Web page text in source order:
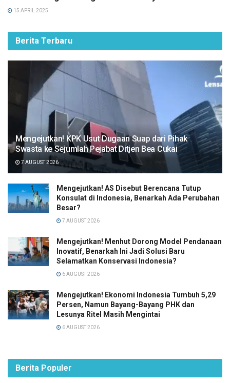
15 APRIL 2025
Berita Terbaru
Mengejutkan! KPK Usut Dugaan Suap dari Pihak
Swasta ke Sejumlah Pejabat Ditjen Bea Cukai
7 AUGUST 2026
Mengejutkan! AS Disebut Berencana Tutup
Konsulat di Indonesia, Benarkah Ada Perubahan
Besar?
7 AUGUST 2026
Mengejutkan! Menhut Dorong Model Pendanaan
Inovatif, Benarkah Ini Jadi Solusi Baru
Selamatkan Konservasi Indonesia?
6 AUGUST 2026
Mengejutkan! Ekonomi Indonesia Tumbuh 5,29
Persen, Namun Bayang-Bayang PHK dan
Lesunya Ritel Masih Mengintai
6 AUGUST 2026
Berita Populer